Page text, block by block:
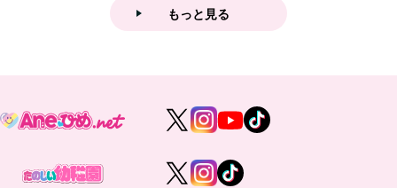
もっと見る